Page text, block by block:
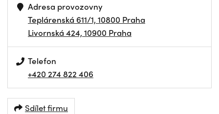
Adresa provozovny
Teplárenská 611/1, 10800 Praha
Livornská 424, 10900 Praha
Telefon
+420 274 822 406
Sdílet firmu